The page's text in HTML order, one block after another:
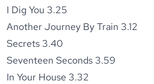
I Dig You 3.25
Another Journey By Train 3.12
Secrets 3.40
Seventeen Seconds 3.59
In Your House 3.32